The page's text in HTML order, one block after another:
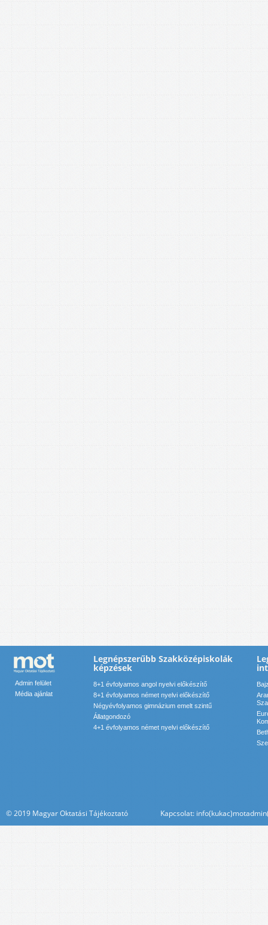
Admin felület
Média ajánlat
Legnépszerűbb Szakközépiskolák
képzések
8+1 évfolyamos angol nyelvi előkészítő
8+1 évfolyamos német nyelvi előkészítő
Négyévfolyamos gimnázium emelt szintű
Állatgondozó
4+1 évfolyamos német nyelvi előkészítő
© 2019 Magyar Oktatási Tájékoztató Kapcsolat: